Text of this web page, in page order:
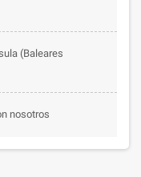
(Baleares
nosotros